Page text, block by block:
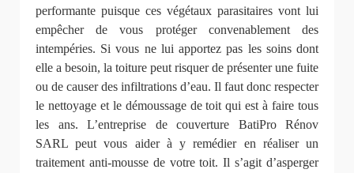
performante puisque ces végétaux parasitaires vont lui
empêcher de vous protéger convenablement des
intempéries. Si vous ne lui apportez pas les soins dont
elle a besoin, la toiture peut risquer de présenter une fuite
ou de causer des infiltrations d’eau. Il faut donc respecter
le nettoyage et le démoussage de toit qui est à faire tous
les ans. L’entreprise de couverture BatiPro Rénov
SARL peut vous aider à y remédier en réaliser un
traitement anti-mousse de votre toit. Il s’agit d’asperger